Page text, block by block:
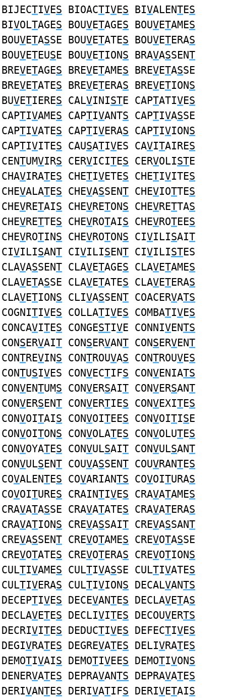
BIJECTIVES BIOACTIVES BIVALENTES
BIVOLTAGES BOUVETAGES BOUVETAMES
BOUVETASSE BOUVETATES BOUVETERAS
BOUVETEUSE BOUVETIONS BRAVASSENT
BREVETAGES BREVETAMES BREVETASSE
BREVETATES BREVETERAS BREVETIONS
BUVETIERES CALVINISTE CAPTATIVES
CAPTIVAMES CAPTIVANTS CAPTIVASSE
CAPTIVATES CAPTIVERAS CAPTIVIONS
CAPTIVITES CAUSATIVES CAVITAIRES
CENTUMVIRS CERVICITES CERVOLISTE
CHAVIRATES CHETIVETES CHETIVITES
CHEVALATES CHEVASSENT CHEVIOTTES
CHEVRETAIS CHEVRETONS CHEVRETTAS
CHEVRETTES CHEVROTAIS CHEVROTEES
CHEVROTINS CHEVROTONS CIVILISAIT
CIVILISANT CIVILISENT CIVILISTES
CLAVASSENT CLAVETAGES CLAVETAMES
CLAVETASSE CLAVETATES CLAVETERAS
CLAVETIONS CLIVASSENT COACERVATS
COGNITIVES COLLATIVES COMBATIVES
CONCAVITES CONGESTIVE CONNIVENTS
CONSERVAIT CONSERVANT CONSERVENT
CONTREVINS CONTROUVAS CONTROUVES
CONTUSIVES CONVECTIFS CONVENIATS
CONVENTUMS CONVERSAIT CONVERSANT
CONVERSENT CONVERTIES CONVEXITES
CONVOITAIS CONVOITEES CONVOITISE
CONVOITONS CONVOLATES CONVOLUTES
CONVOYATES CONVULSAIT CONVULSANT
CONVULSENT COUVASSENT COUVRANTES
COVALENTES COVARIANTS COVOITURAS
COVOITURES CRAINTIVES CRAVATAMES
CRAVATASSE CRAVATATES CRAVATERAS
CRAVATIONS CREVASSAIT CREVASSANT
CREVASSENT CREVOTAMES CREVOTASSE
CREVOTATES CREVOTERAS CREVOTIONS
CULTIVAMES CULTIVASSE CULTIVATES
CULTIVERAS CULTIVIONS DECALVANTS
DECEPTIVES DECEVANTES DECLAVETAS
DECLAVETES DECLIVITES DECOUVERTS
DECRIVITES DEDUCTIVES DEFECTIVES
DEGIVRATES DEGREVATES DELIVRATES
DEMOTIVAIS DEMOTIVEES DEMOTIVONS
DENERVATES DEPRAVANTS DEPRAVATES
DERIVANTES DERIVATIFS DERIVETAIS